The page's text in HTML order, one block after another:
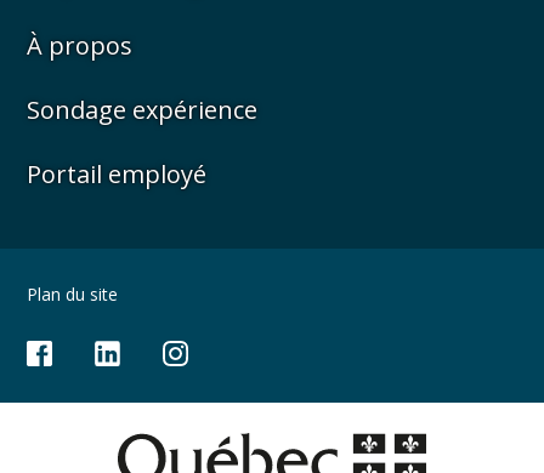
À propos
Sondage expérience
Portail employé
Plan du site